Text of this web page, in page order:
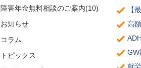
【
高
GW
障害年金無料相談のご案内(10)
お知らせ
コラム
トピックス